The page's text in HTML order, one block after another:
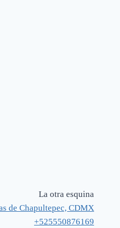
La otra esquina
de Chapultepec, CDMX
+525550876169